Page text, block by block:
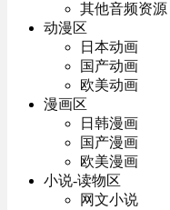
其他音频资源
动漫区
日本动画
国产动画
欧美动画
漫画区
日韩漫画
国产漫画
欧美漫画
小说-读物区
网文小说